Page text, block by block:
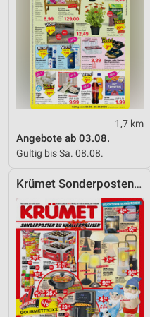
1,7 km
Angebote ab 03.08.
Gültig bis Sa. 08.08.
Krümet Sonderpostenmärkte